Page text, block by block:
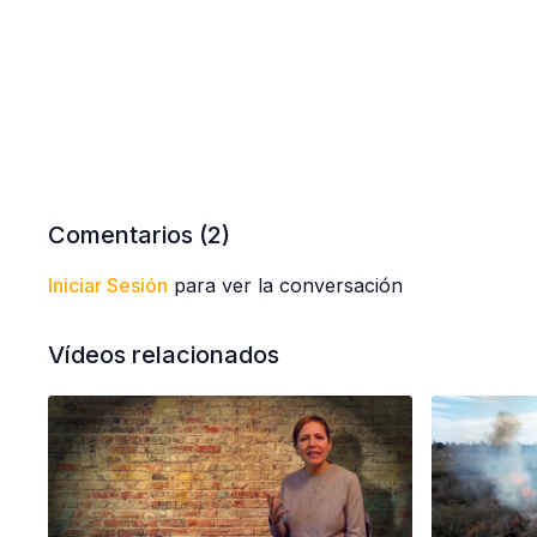
Comentarios (2)
Iniciar Sesión para ver la conversación
Vídeos relacionados